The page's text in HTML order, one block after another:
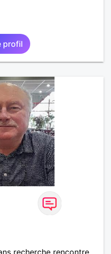
profil
recherche rencontre